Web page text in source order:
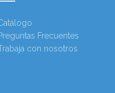
Frecuentes
con nosotros